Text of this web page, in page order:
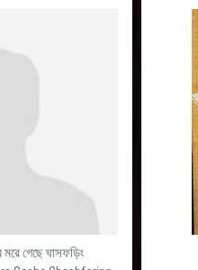
গেছে ঘাসফড়িং